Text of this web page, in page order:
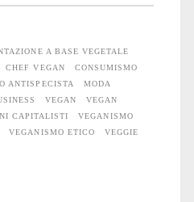
A BASE VEGETALE
CHEF VEGAN
CONSUMISMO
ANTISPECISTA
MODA
VEGAN
VEGAN
CAPITALISTI
VEGANISMO
VEGANISMO ETICO
VEGGIE